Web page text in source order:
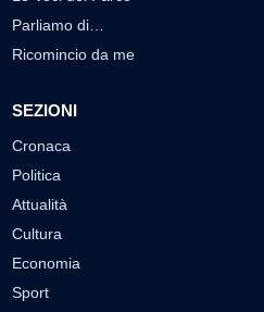
Parliamo di…
Ricomincio da me
SEZIONI
Cronaca
Politica
Attualità
Cultura
Economia
Sport